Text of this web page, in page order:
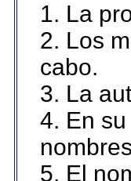
1. La
2. Los
cabo.
3. La
4. En
5. El